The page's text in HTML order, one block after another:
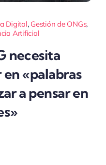
Digital, Gestión de ONGs,
Artificial
necesita
«palabras
a pensar en